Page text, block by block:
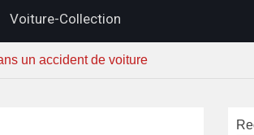
Voiture-Collection
un accident de voiture